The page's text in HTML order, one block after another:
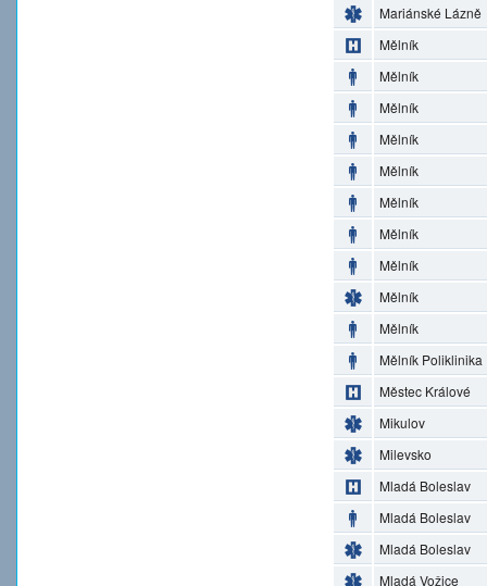
Mariánské Lázně
Mělník
Mělník
Mělník
Mělník
Mělník
Mělník
Mělník
Mělník
Mělník
Mělník
Mělník Poliklinika
Městec Králové
Mikulov
Milevsko
Mladá Boleslav
Mladá Boleslav
Mladá Boleslav
Mladá Vožice